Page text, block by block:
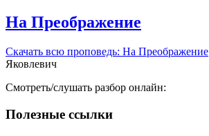
На Преображение
Скачать вcю проповедь: На Преображение
Яковлевич
Смотреть/слушать разбор онлайн:
Полезные ссылки